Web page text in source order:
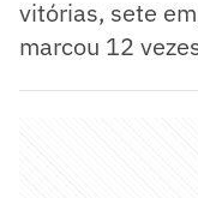
vitórias, sete
marcou 12